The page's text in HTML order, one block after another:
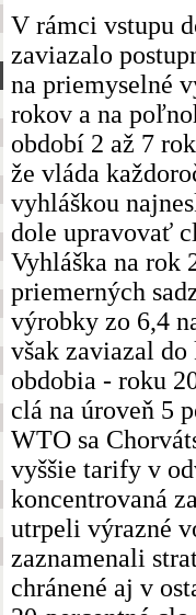
V rámci vstupu
zaviazalo
na priemyselné
rokov a na
období 2 až 7
že vláda
vyhláškou
dole upravovať
Vyhláška na rok
priemerných
výrobky zo 6,4
však zaviazal do
obdobia - roku
clá na úroveň 5
WTO sa
vyššie tarify v
koncentrovaná
utrpeli výrazné
zaznamenali
chránené aj v